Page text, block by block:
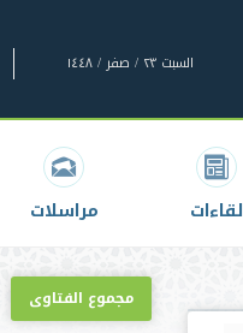
السبت ٢٣ / صفر / ١٤٤٨
لقاءات مراسلات
مجموع الفتاوى